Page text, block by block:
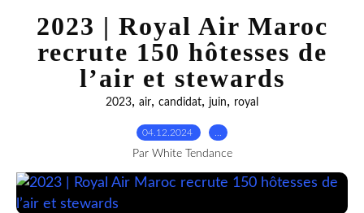
2023 | Royal Air Maroc
recrute 150 hôtesses de
l’air et stewards
2023, air, candidat, juin, royal
04.12.2024
Par White Tendance